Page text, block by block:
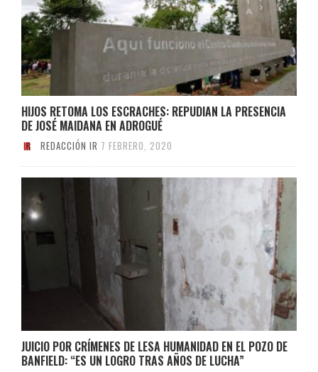
HIJOS RETOMA LOS ESCRACHES: REPUDIAN LA PRESENCIA
DE JOSÉ MAIDANA EN ADROGUÉ
REDACCIÓN IR 7 FEBRERO, 2020
JUICIO POR CRÍMENES DE LESA HUMANIDAD EN EL POZO DE
BANFIELD: “ES UN LOGRO TRAS AÑOS DE LUCHA”